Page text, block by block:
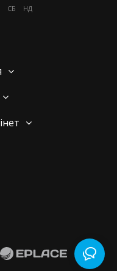
СБ
НД